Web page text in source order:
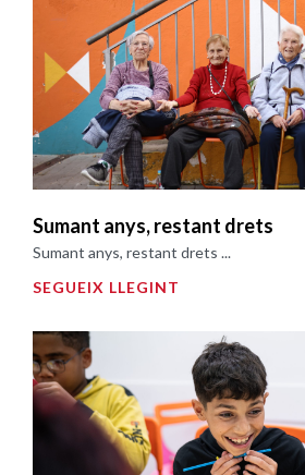
Sumant anys, restant drets
Sumant anys, restant drets ...
SEGUEIX LLEGINT